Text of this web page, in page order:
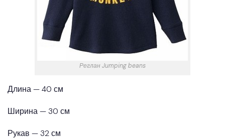
Реглан Jumping beans
Длина — 40 см
Ширина — 30 см
Рукав — 32 см